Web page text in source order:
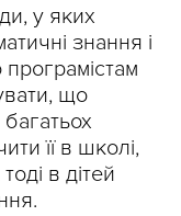
у яких
знання і
що
її в школі,
в дітей